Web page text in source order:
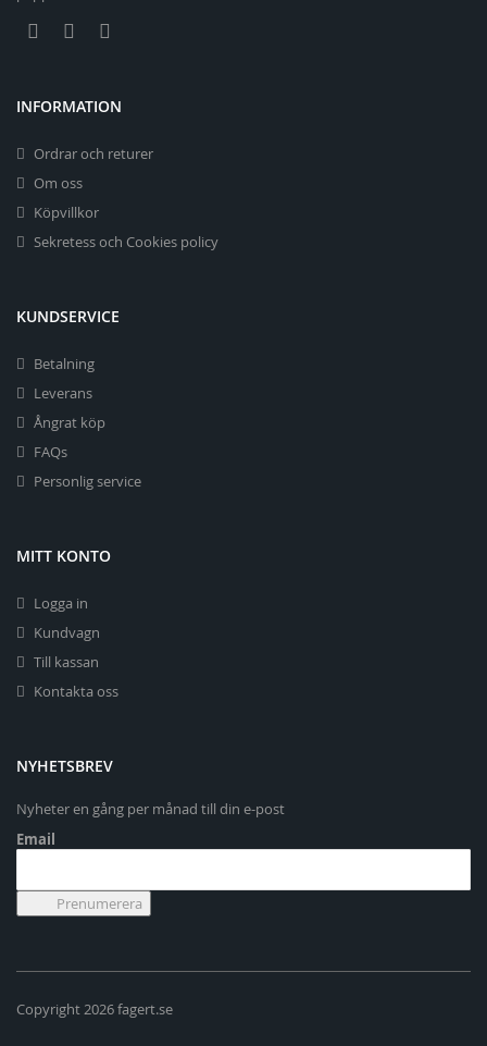
INFORMATION
Ordrar och returer
Om oss
Köpvillkor
Sekretess och Cookies policy
KUNDSERVICE
Betalning
Leverans
Ångrat köp
FAQs
Personlig service
MITT KONTO
Logga in
Kundvagn
Till kassan
Kontakta oss
NYHETSBREV
Nyheter en gång per månad till din e-post
Email
Copyright 2026 fagert.se